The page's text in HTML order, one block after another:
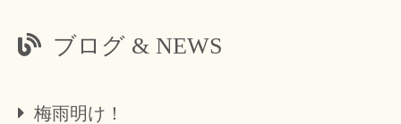
ブログ & NEWS
梅雨明け！